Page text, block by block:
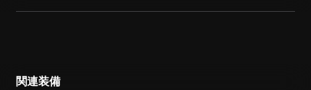
関連装備